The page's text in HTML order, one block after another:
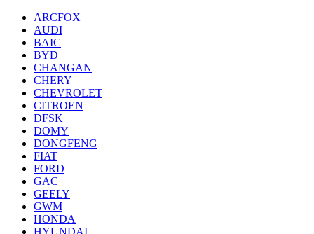
ARCFOX
AUDI
BAIC
BYD
CHANGAN
CHERY
CHEVROLET
CITROEN
DFSK
DOMY
DONGFENG
FIAT
FORD
GAC
GEELY
GWM
HONDA
HYUNDAI